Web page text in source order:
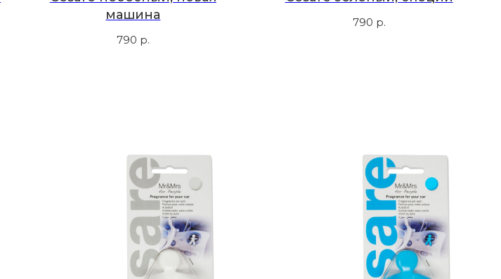
машина
790 р.
790 р.